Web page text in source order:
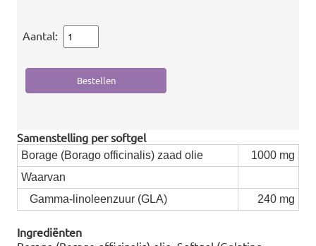
Aantal:
Samenstelling per softgel
Borage (Borago officinalis) zaad olie
1000 mg
Waarvan
Gamma-linoleenzuur (GLA)
240 mg
Ingrediënten